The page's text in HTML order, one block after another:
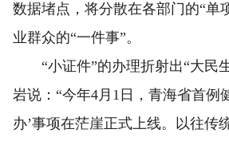
数据堵点，将分散在各部门的“单
业群众的“一件事”。
“小证件”的办理折射出“大民
岩说：“今年4月1日，青海省首例
办’事项在茫崖正式上线。以往传